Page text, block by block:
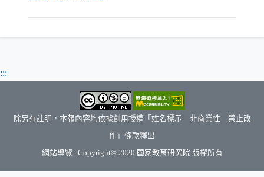
:::
除另有註明，本報內容均依據創用授權「姓名標示—非商業性—禁止改
作」條款釋出
網站導覽 | Copyright© 2020 國家教育研究院（另開新視窗）
版權所有